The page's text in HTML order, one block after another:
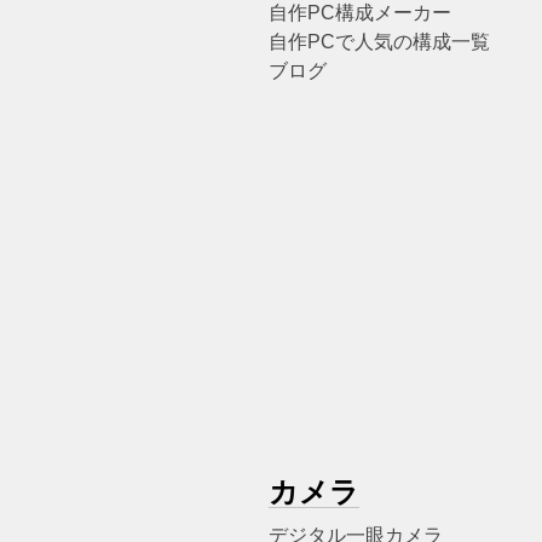
自作PC構成メーカー
自作PCで人気の構成一覧
ブログ
カメラ
デジタル一眼カメラ